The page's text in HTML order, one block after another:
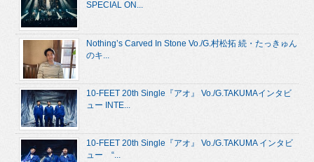
SPECIAL ON...
Nothing’s Carved In Stone Vo./G.村松拓 続・たっきゅん
のキ...
10-FEET 20th Single『アオ』 Vo./G.TAKUMAインタビ
ュー INTE...
10-FEET 20th Single『アオ』 Vo./G.TAKUMA インタビ
ュー “...